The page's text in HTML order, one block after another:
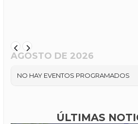
AGOSTO DE 2026
NO HAY EVENTOS PROGRAMADOS
ÚLTIMAS